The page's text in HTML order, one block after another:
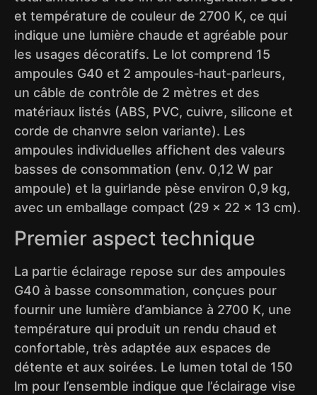
et température de couleur de 2700 K, ce qui
indique une lumière chaude et agréable pour
les usages décoratifs. Le lot comprend 15
ampoules G40 et 2 ampoules‑haut‑parleurs,
un câble de contrôle de 2 mètres et des
matériaux listés (ABS, PVC, cuivre, silicone et
corde de chanvre selon variante). Les
ampoules individuelles affichent des valeurs
basses de consommation (env. 0,12 W par
ampoule) et la guirlande pèse environ 0,9 kg,
avec un emballage compact (29 x 22 x 13 cm).
Premier aspect technique
La partie éclairage repose sur des ampoules
G40 à basse consommation, conçues pour
fournir une lumière d’ambiance à 2700 K, une
température qui produit un rendu chaud et
confortable, très adaptée aux espaces de
détente et aux soirées. Le lumen total de 150
lm pour l’ensemble indique que l’éclairage vise